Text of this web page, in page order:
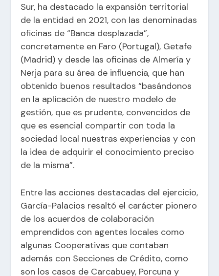
Sur, ha destacado la expansión territorial
de la entidad en 2021, con las denominadas
oficinas de “Banca desplazada”,
concretamente en Faro (Portugal), Getafe
(Madrid) y desde las oficinas de Almería y
Nerja para su área de influencia, que han
obtenido buenos resultados “basándonos
en la aplicación de nuestro modelo de
gestión, que es prudente, convencidos de
que es esencial compartir con toda la
sociedad local nuestras experiencias y con
la idea de adquirir el conocimiento preciso
de la misma”.
Entre las acciones destacadas del ejercicio,
García-Palacios resaltó el carácter pionero
de los acuerdos de colaboración
emprendidos con agentes locales como
algunas Cooperativas que contaban
además con Secciones de Crédito, como
son los casos de Carcabuey, Porcuna y